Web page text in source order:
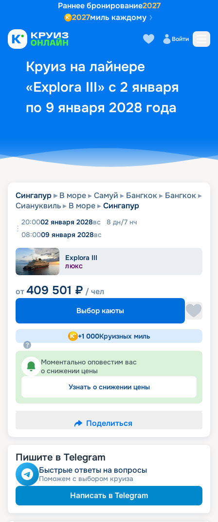
Раннее бронирование2027
2027миль каждому
Войти
Круиз на лайнере
«Explora III» с 2 января
по 9 января 2028 года
Выбор кают Маршрут и
Сингапур В море Самуй Бангкок
Бангкок
Сиануквиль
В море Сингапур
20:0002 января 2028вс 8 дн/7 нч
08:0009 января 2028вс
Explora III
ЛЮКС
от409 501 ₽ / чел
Выбор каюты
+1 000Круизных миль
Моментально оповестим вас
о снижении цены
Узнать о снижении цены
Поделиться
Пишите в Telegram
Быстрые ответы на вопросы
Поможем с выбором круиза
Написать в Telegram